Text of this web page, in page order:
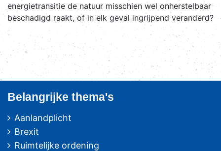
energietransitie de natuur misschien wel onherstelbaar
beschadigd raakt, of in elk geval ingrijpend veranderd?
Belangrijke thema's
Aanlandplicht
Brexit
Ruimtelijke ordening